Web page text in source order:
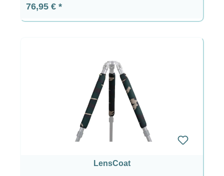
Prix régulier :
76,95 €
LensCoat